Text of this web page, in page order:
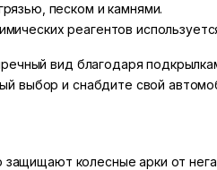
песком и камнями.
реагентов
вид благодаря
выбор и снабдите свой
колесные арки от